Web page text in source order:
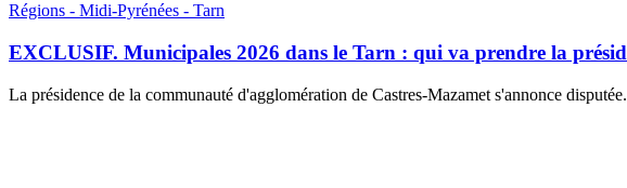
Régions - Midi-Pyrénées - Tarn
EXCLUSIF. Municipales 2026 dans le Tarn : qui va prendre la
La présidence de la communauté d'agglomération de Castres-Mazamet s'annonce